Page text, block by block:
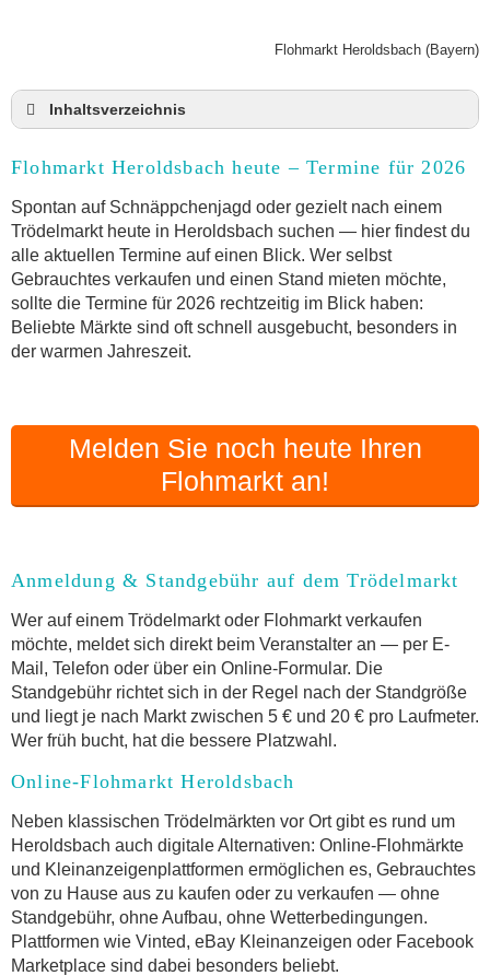
Flohmarkt Heroldsbach (Bayern)
Inhaltsverzeichnis
2026
Online-Flohmarkt Heroldsbach
Welche Trödelmarkt-Typen gibt es?
Aktuelle Flohmarkt-Termine für Heroldsbach und
Umgebung
Kleinanzeigen Heroldsbach als Alternative zum
Trödelmarkt
FAQ: Flohmarkt Heroldsbach
Flohmarkt-Termin melden
Flohmarkt Heroldsbach heute – Termine für 2026
Spontan auf Schnäppchenjagd oder gezielt nach einem
Trödelmarkt heute in Heroldsbach suchen — hier findest du
alle aktuellen Termine auf einen Blick. Wer selbst
Gebrauchtes verkaufen und einen Stand mieten möchte,
sollte die Termine für 2026 rechtzeitig im Blick haben:
Beliebte Märkte sind oft schnell ausgebucht, besonders in
der warmen Jahreszeit.
Melden Sie noch heute Ihren
Flohmarkt an!
Anmeldung & Standgebühr auf dem Trödelmarkt
Wer auf einem Trödelmarkt oder Flohmarkt verkaufen
möchte, meldet sich direkt beim Veranstalter an — per E-
Mail, Telefon oder über ein Online-Formular. Die
Standgebühr richtet sich in der Regel nach der Standgröße
und liegt je nach Markt zwischen 5 € und 20 € pro Laufmeter.
Wer früh bucht, hat die bessere Platzwahl.
Online-Flohmarkt Heroldsbach
Neben klassischen Trödelmärkten vor Ort gibt es rund um
Heroldsbach auch digitale Alternativen: Online-Flohmärkte
und Kleinanzeigenplattformen ermöglichen es, Gebrauchtes
von zu Hause aus zu kaufen oder zu verkaufen — ohne
Standgebühr, ohne Aufbau, ohne Wetterbedingungen.
Plattformen wie Vinted, eBay Kleinanzeigen oder Facebook
Marketplace sind dabei besonders beliebt.